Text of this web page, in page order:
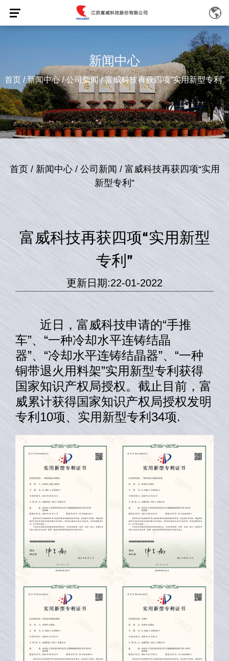
新闻中心
首页 /新闻中心/公司新闻/富威科技再获四项“实用新型专利”
首页/ 新闻中心/ 公司新闻 / 富威科技再获四项“实用
新型专利”
富威科技再获四项“实用新型
专利”
更新日期:22-01-2022
近日，富威科技申请的“手推
车”、“一种冷却水平连铸结晶
器”、“冷却水平连铸结晶器”、“一种
铜带退火用料架”实用新型专利获得
国家知识产权局授权。截止目前，富
威累计获得国家知识产权局授权发明
专利10项、实用新型专利34项.